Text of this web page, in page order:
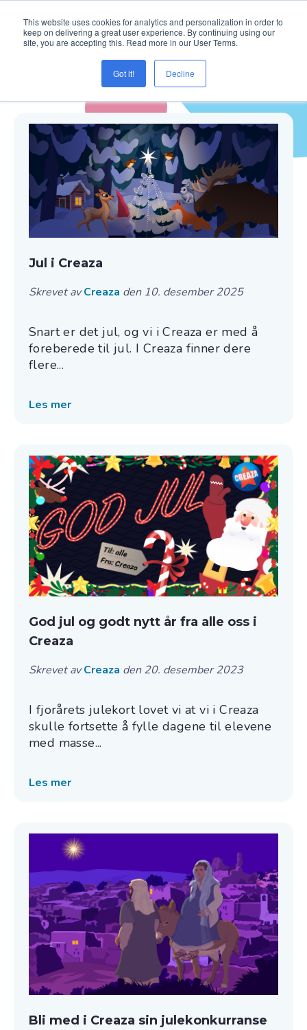
This website uses cookies for analytics and personalization in order to
keep on delivering a great user experience. By continuing using our
site, you are accepting this. Read more in our User Terms.
Got it! Decline
Blogg ( jul )
Jul i Creaza
Skrevet avCreaza den 10. desember 2025
Snart er det jul, og vi i Creaza er med å
foreberede til jul. I Creaza finner dere
flere...
Les mer
God jul og godt nytt år fra alle oss i
Creaza
Skrevet avCreaza den 20. desember 2023
I fjorårets julekort lovet vi at vi i Creaza
skulle fortsette å fylle dagene til elevene
med masse...
Les mer
Bli med i Creaza sin julekonkurranse